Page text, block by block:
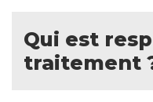
Qui est
traitement